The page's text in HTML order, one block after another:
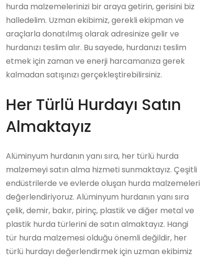
hurda malzemelerinizi bir araya getirin, gerisini biz
halledelim. Uzman ekibimiz, gerekli ekipman ve
araçlarla donatılmış olarak adresinize gelir ve
hurdanızı teslim alır. Bu sayede, hurdanızı teslim
etmek için zaman ve enerji harcamanıza gerek
kalmadan satışınızı gerçekleştirebilirsiniz.
Her Türlü Hurdayı Satın
Almaktayız
Alüminyum hurdanın yanı sıra, her türlü hurda
malzemeyi satın alma hizmeti sunmaktayız. Çeşitli
endüstrilerde ve evlerde oluşan hurda malzemeleri
değerlendiriyoruz. Alüminyum hurdanın yanı sıra
çelik, demir, bakır, pirinç, plastik ve diğer metal ve
plastik hurda türlerini de satın almaktayız. Hangi
tür hurda malzemesi olduğu önemli değildir, her
türlü hurdayı değerlendirmek için uzman ekibimiz